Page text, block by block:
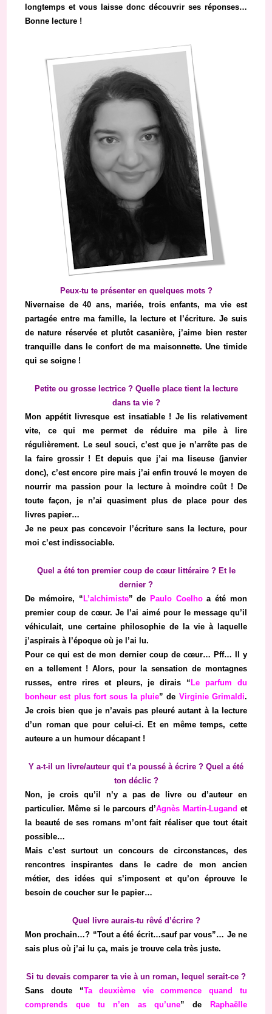
longtemps et vous laisse donc découvrir ses réponses…
Bonne lecture !
Peux-tu te présenter en quelques mots ?
Nivernaise de 40 ans, mariée, trois enfants, ma vie est
partagée entre ma famille, la lecture et l’écriture. Je suis
de nature réservée et plutôt casanière, j’aime bien rester
tranquille dans le confort de ma maisonnette. Une timide
qui se soigne !
Petite ou grosse lectrice ? Quelle place tient la lecture
dans ta vie ?
Mon appétit livresque est insatiable ! Je lis relativement
vite, ce qui me permet de réduire ma pile à lire
régulièrement. Le seul souci, c’est que je n’arrête pas de
la faire grossir ! Et depuis que j’ai ma liseuse (janvier
donc), c’est encore pire mais j’ai enfin trouvé le moyen de
nourrir ma passion pour la lecture à moindre coût ! De
toute façon, je n’ai quasiment plus de place pour des
livres papier…
Je ne peux pas concevoir l’écriture sans la lecture, pour
moi c’est indissociable.
Quel a été ton premier coup de cœur littéraire ? Et le
dernier ?
De mémoire, “ L’alchimiste” de Paulo Coelhoa été mon
premier coup de cœur. Je l’ai aimé pour le message qu’il
véhiculait, une certaine philosophie de la vie à laquelle
j’aspirais à l’époque où je l’ai lu.
Pour ce qui est de mon dernier coup de cœur… Pff… Il y
en a tellement ! Alors, pour la sensation de montagnes
russes, entre rires et pleurs, je dirais “ Le parfum du
bonheur est plus fort sous la pluie” de Virginie Grimaldi.
Je crois bien que je n’avais pas pleuré autant à la lecture
d’un roman que pour celui-ci. Et en même temps, cette
auteure a un humour décapant !
Y a-t-il un livre/auteur qui t’a poussé à écrire ? Quel a été
ton déclic ?
Non, je crois qu’il n’y a pas de livre ou d’auteur en
particulier. Même si le parcours d’Agnès Martin-Lugand et
la beauté de ses romans m’ont fait réaliser que tout était
possible…
Mais c’est surtout un concours de circonstances, des
rencontres inspirantes dans le cadre de mon ancien
métier, des idées qui s’imposent et qu’on éprouve le
besoin de coucher sur le papier…
Quel livre aurais-tu rêvé d’écrire ?
Mon prochain…? “Tout a été écrit…sauf par vous”… Je ne
sais plus où j’ai lu ça, mais je trouve cela très juste.
Si tu devais comparer ta vie à un roman, lequel serait-ce ?
Sans doute “Ta deuxième vie commence quand tu
comprends que tu n’en as qu’une” de Raphaëlle